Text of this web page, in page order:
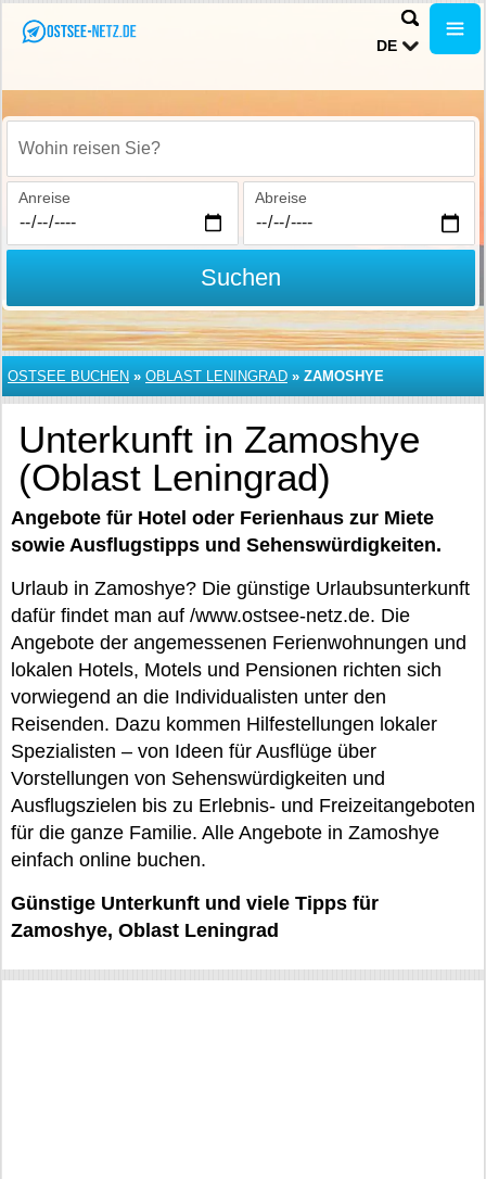
DE
Wohin reisen Sie?
Anreise Abreise
Suchen
OSTSEE BUCHEN » OBLAST LENINGRAD » ZAMOSHYE
Unterkunft in Zamoshye
(Oblast Leningrad)
Angebote für Hotel oder Ferienhaus zur Miete
sowie Ausflugstipps und Sehenswürdigkeiten.
Urlaub in Zamoshye? Die günstige Urlaubsunterkunft
dafür findet man auf /www.ostsee-netz.de. Die
Angebote der angemessenen Ferienwohnungen und
lokalen Hotels, Motels und Pensionen richten sich
vorwiegend an die Individualisten unter den
Reisenden. Dazu kommen Hilfestellungen lokaler
Spezialisten – von Ideen für Ausflüge über
Vorstellungen von Sehenswürdigkeiten und
Ausflugszielen bis zu Erlebnis- und Freizeitangeboten
für die ganze Familie. Alle Angebote in Zamoshye
einfach online buchen.
Günstige Unterkunft und viele Tipps für
Zamoshye, Oblast Leningrad